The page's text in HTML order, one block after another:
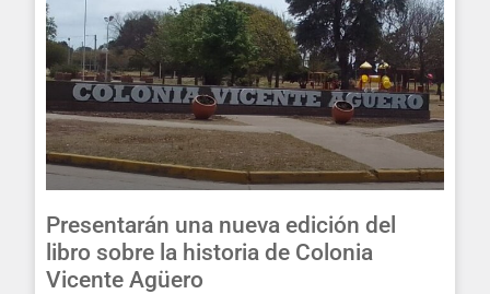
Presentarán una nueva edición del
libro sobre la historia de Colonia
Vicente Agüero